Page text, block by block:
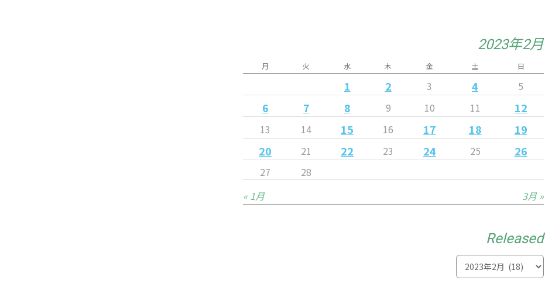
2023年2月
月 火 水 木 金 土 日
1 2 3 4 5
6 7 8 9 10 11 12
13 14 15 16 17 18
19
20
21 22 23 24 25 26
27
28
« 1月
3月 »
Released